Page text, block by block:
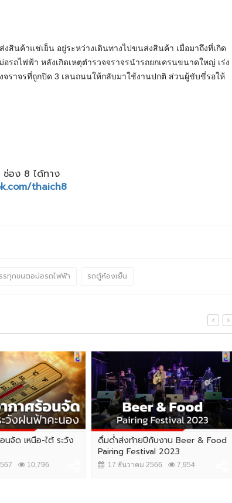
สินค้าแช่เย็น อยู่ระหว่างเดินทางไปขนส่งสินค้า เมื่อมาถึงที่เกิด
ถไฟฟ้า หลังเกิดเหตุตำรวจจราจรนำรถยกเครนขนาดใหญ่ เร่ง
จราจรที่ถูกปิด 3 เลนถนนให้กลับมาใช้งานปกติ ส่วนผู้ขับขี่รอให้
อง 8 ได้ทาง
thaich8
รทุกชนตอม่อรถไฟฟ้า รถตู้ห้องเย็น
นจัด เหนือ-ใต้ ระวัง
10,796
ดื่มด่ำส่งท้ายปีกับงาน Beer & Food
Pairing Festival 2023
17 ธันวาคม 2566 7,954